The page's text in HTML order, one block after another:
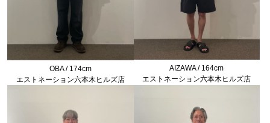
OBA / 174cm
エストネーション六本木ヒルズ店
AIZAWA / 164cm
エストネーション六本木ヒルズ店